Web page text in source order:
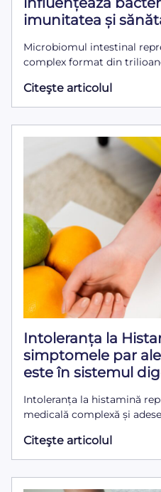
imunitatea și
Microbiomul intestinal
complex format din
Citeşte articolul
Intoleranța la
simptomele par
este în sistemul
Intoleranța la histamină
medicală complexă și
Citeşte articolul